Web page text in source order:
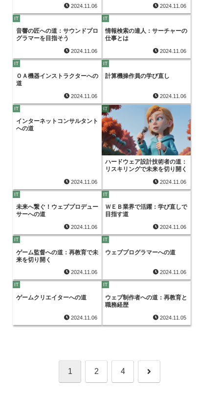
2024.11.06 2024.11.06
IT
音響の匠への道：サウンドプロ
グラマーを目指そう
2024.11.06
IT
情報検索の達人：サーチャーの
仕事とは
2024.11.06
IT
ＯＡ機器インストラクターへの
道
2024.11.06
IT
計算機操作員の学び直し
2024.11.06
IT
インターネットコンサルタント
への道
2024.11.06
IT
ハードウェア設計技術者の道：
リスキリングで未来を切り開く
2024.11.06
IT
未来へ繋ぐ！ウェブプロデュー
サーへの道
2024.11.06
IT
ＷＥＢ業界で活躍：学び直しで
目指す道
2024.11.06
IT
ゲーム監督への道：再教育で未
来を切り開く
2024.11.06
IT
ウェブプログラマーへの道
2024.11.06
IT
ゲームクリエイターへの道
2024.11.06
IT
ウェブ制作者への道：再教育と
職務経歴
2024.11.05
1 2 4 次